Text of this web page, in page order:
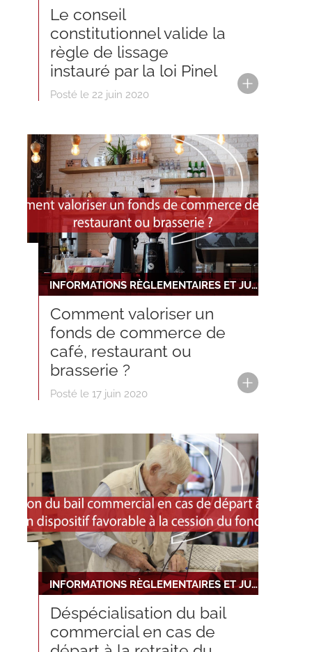
Le conseil
constitutionnel valide la
règle de lissage
instauré par la loi Pinel
Posté le 22 juin 2020
INFORMATIONS RÈGLEMENTAIRES ET JURIDIQUES
Comment valoriser un
fonds de commerce de
café, restaurant ou
brasserie ?
Posté le 17 juin 2020
INFORMATIONS RÈGLEMENTAIRES ET JURIDIQUES
Déspécialisation du bail
commercial en cas de